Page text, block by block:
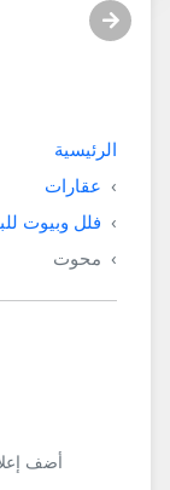
الرئيسية
عقارات
فلل وبيوت
محوت
أضف